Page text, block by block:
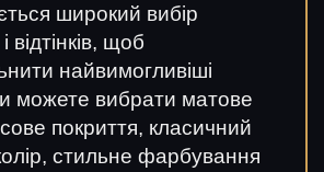
широкий вибір
відтінків, щоб
найвимогливіші
можете вибрати матове
покриття, класичний
стильне фарбування